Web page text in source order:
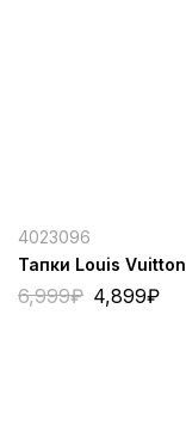
4023096
Тапки Louis Vuitton
6,999₽ 4,899₽